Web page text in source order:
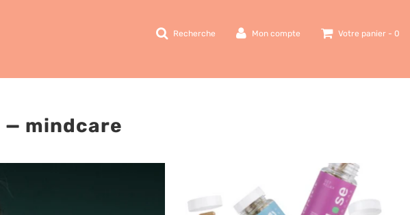
Recherche Mon compte Votre panier - 0
— mindcare